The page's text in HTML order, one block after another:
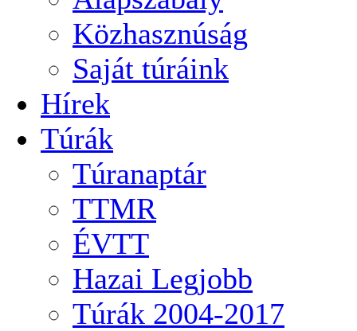
Közhasznúság
Saját túráink
Hírek
Túrák
Túranaptár
TTMR
ÉVTT
Hazai Legjobb
Túrák 2004-2017